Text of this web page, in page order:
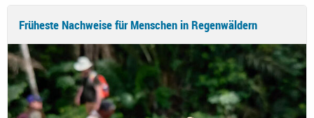
Früheste Nachweise für Menschen in Regenwäldern